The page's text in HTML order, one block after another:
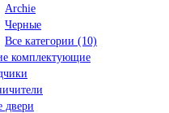
Archie
Черные
Все категории (10)
комплектующие
двери